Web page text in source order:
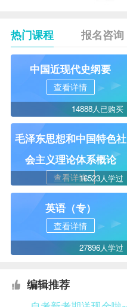
热门课程 报名咨询
中国近现代史纲要
查看详情
14888人已购买
毛泽东思想和中国特色社
会主义理论体系概论
查看详情16523人学过
英语（专）
查看详情
27896人学过
编辑推荐